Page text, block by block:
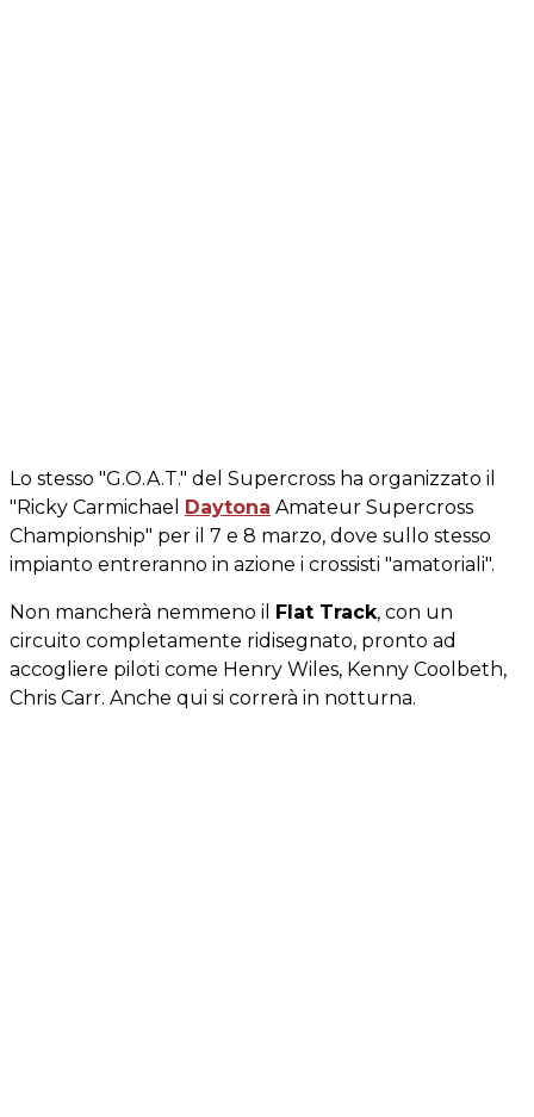
Lo stesso "G.O.A.T." del Supercross ha organizzato il
"Ricky Carmichael
Daytona Amateur Supercross
Championship" per il 7 e 8 marzo, dove sullo stesso
impianto entreranno in azione i crossisti "amatoriali".
Non mancherà nemmeno il Flat Track, con un
circuito completamente ridisegnato, pronto ad
accogliere piloti come Henry Wiles, Kenny Coolbeth,
Chris Carr. Anche qui si correrà in notturna.